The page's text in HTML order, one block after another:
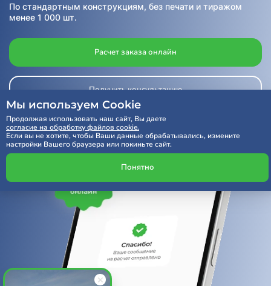
По стандартным конструкциям, без печати и тиражом
менее 1 000 шт.
Расчет заказа онлайн
Получить консультацию
Мы используем Cookie
Продолжая использовать наш сайт, Вы даете
согласие на обработку файлов cookie.
Если вы не хотите, чтобы Ваши данные обрабатывались, измените
настройки Вашего браузера или покиньте сайт.
Понятно